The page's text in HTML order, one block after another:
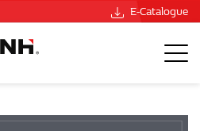
E-Catalogue